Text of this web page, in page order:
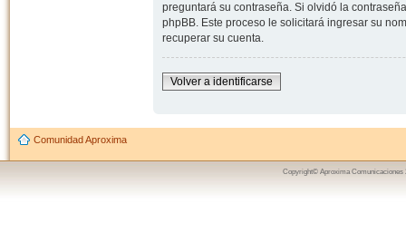
preguntará su contraseña. Si olvidó la
phpBB. Este proceso le solicitará ingresar su
recuperar su cuenta.
Volver a identificarse
Comunidad Aproxima
Copyright© Aproxima Comunicaciones